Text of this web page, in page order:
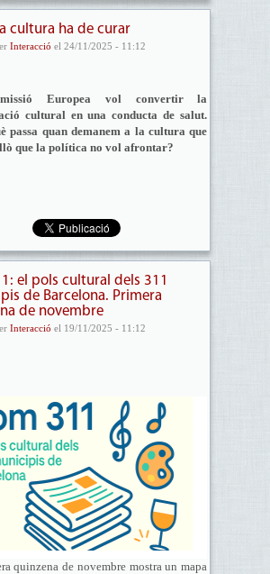
cultura ha de curar
Interacció el 24/11/2025 - 11:12
Europea vol convertir la
cultural en una conducta de salut.
passa quan demanem a la cultura que
que la política no vol afrontar?
el pols cultural dels 311
de Barcelona. Primera
de novembre
Interacció el 19/11/2025 - 11:12
quinzena de novembre mostra un mapa